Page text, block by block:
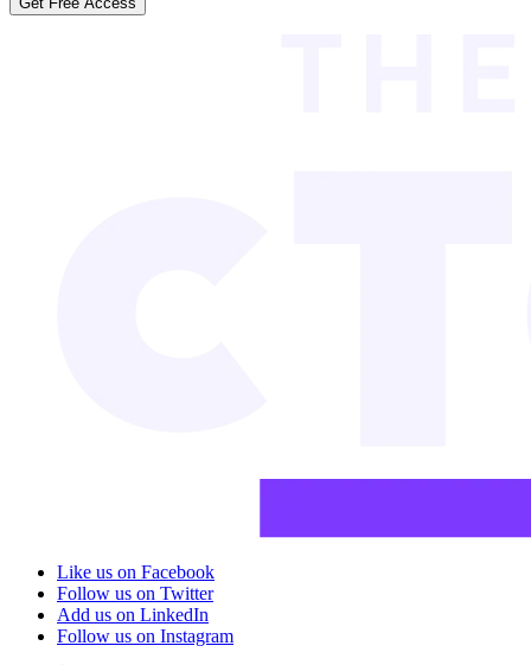
Like us on Facebook
Follow us on Twitter
Add us on LinkedIn
Follow us on Instagram